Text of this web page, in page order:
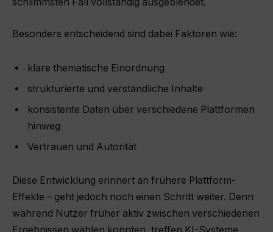
schlimmsten Fall vollständig ausgeblendet.
Besonders entscheidend sind dabei Faktoren wie:
klare thematische Einordnung
strukturierte und verständliche Inhalte
konsistente Daten über verschiedene Plattformen
hinweg
Vertrauen und Autorität
Diese Entwicklung erinnert an frühere Plattform-
Effekte – geht jedoch noch einen Schritt weiter. Denn
während Nutzer früher aktiv zwischen verschiedenen